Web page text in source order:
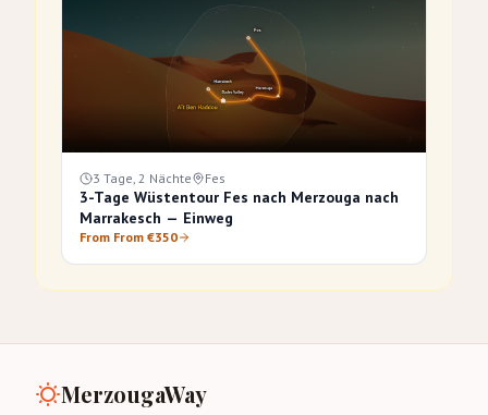
3 Tage, 2 Nächte Fes
3-Tage Wüstentour Fes nach Merzouga nach
Marrakesch — Einweg
From From €350
MerzougaWay